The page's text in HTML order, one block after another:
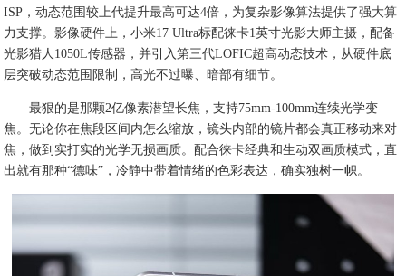
ISP，动态范围较上代提升最高可达4倍，为复杂影像算法提供了强大算
力支撑。影像硬件上，小米17 Ultra标配徕卡1英寸光影大师主摄，配备
光影猎人1050L传感器，并引入第三代LOFIC超高动态技术，从硬件底
层突破动态范围限制，高光不过曝、暗部有细节。
最狠的是那颗2亿像素潜望长焦，支持75mm-100mm连续光学变
焦。无论你在焦段区间内怎么缩放，镜头内部的镜片都会真正移动来对
焦，做到实打实的光学无损画质。配合徕卡经典和生动双画质模式，直
出就有那种“德味”，冷静中带着情绪的色彩表达，确实独树一帜。